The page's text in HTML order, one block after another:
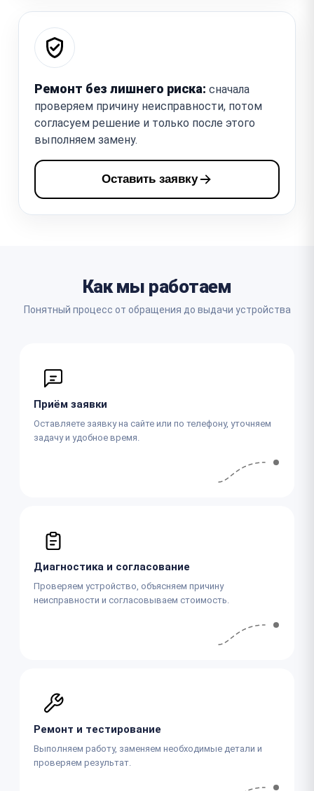
Ремонт без лишнего риска: сначала
проверяем причину неисправности, потом
согласуем решение и только после этого
выполняем замену.
Оставить заявку
Как мы работаем
Понятный процесс от обращения до выдачи устройства
Приём заявки
Оставляете заявку на сайте или по телефону, уточняем
задачу и удобное время.
Диагностика и согласование
Проверяем устройство, объясняем причину
неисправности и согласовываем стоимость.
Ремонт и тестирование
Выполняем работу, заменяем необходимые детали и
проверяем результат.